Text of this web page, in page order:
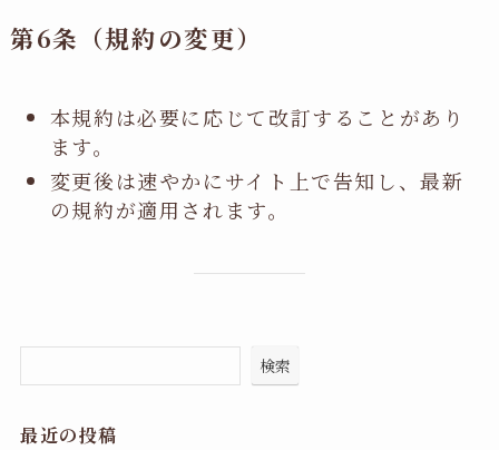
第6条（規約の変更）
本規約は必要に応じて改訂することがあり
ます。
変更後は速やかにサイト上で告知し、最新
の規約が適用されます。
検索
最近の投稿